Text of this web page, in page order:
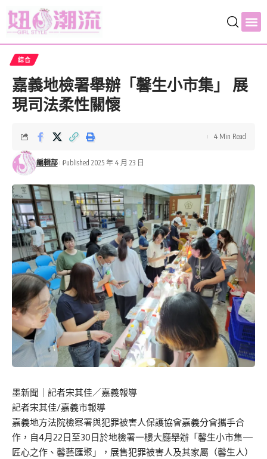
綜合
嘉義地檢署舉辦「馨生小市集」 展
現司法柔性關懷
編輯部 Published 2025 年 4 月 23 日
4 Min Read
墨新聞
｜記者宋其佳／嘉義報導
記者宋其佳/嘉義市報導
嘉義地方法院檢察署與犯罪被害人保護協會嘉義分會攜手合
作，自4月22日至30日於地檢署一樓大廳舉辦「馨生小市集—
匠心之作、馨藝匯聚」，展售犯罪被害人及其家屬（馨生人）